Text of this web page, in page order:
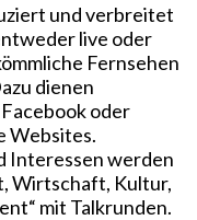
und verbreitet
live oder
Fernsehen
dienen
oder
Websites.
Interessen werden
Wirtschaft, Kultur,
mit Talkrunden.